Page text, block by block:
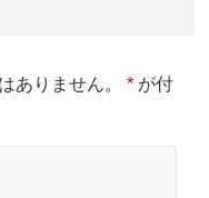
ありません。 * が付